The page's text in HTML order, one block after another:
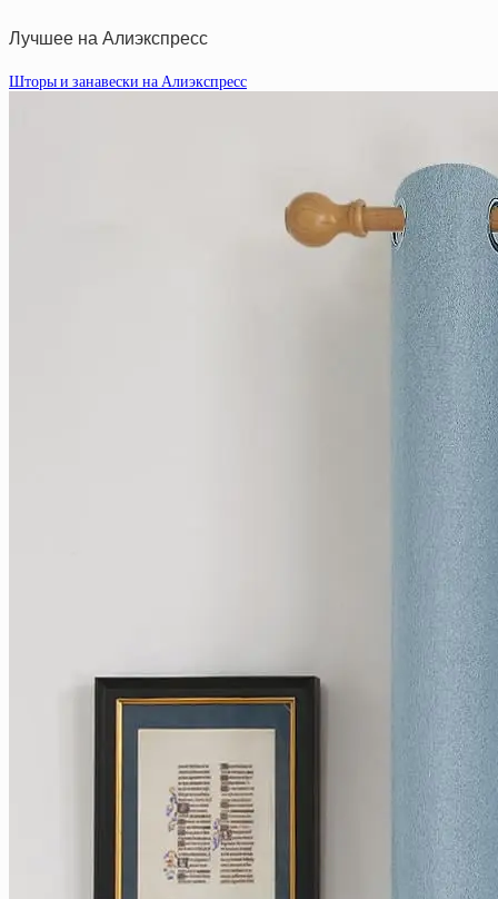
Лучшее на Алиэкспресс
Шторы и занавески на Алиэкспресс